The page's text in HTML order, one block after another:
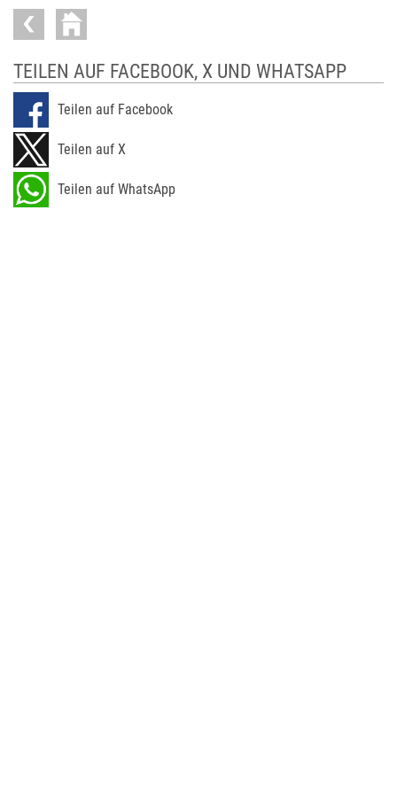
TEILEN AUF FACEBOOK, X UND WHATSAPP
Teilen auf Facebook
Teilen auf X
Teilen auf WhatsApp